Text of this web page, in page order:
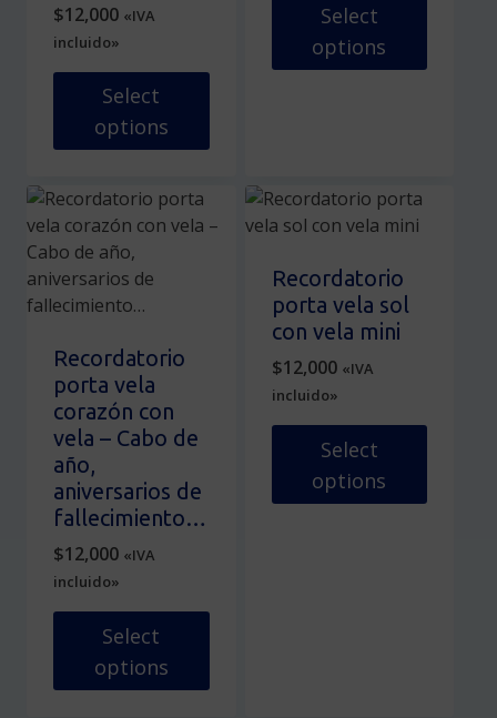
$12,000 «IVA
incluido»
Select
options
producto
múltiples
variantes.
Las
se
pueden
elegir
en
la
página
de
Select
options
variantes.
se
pueden
elegir
la
página
de
producto
Recordatorio
porta vela
corazón con
vela – Cabo de
año,
aniversarios de
fallecimiento…
$12,000 «IVA
incluido»
Select
options
Recordatorio
porta vela sol
con vela mini
$12,000 «IVA
incluido»
Select
options